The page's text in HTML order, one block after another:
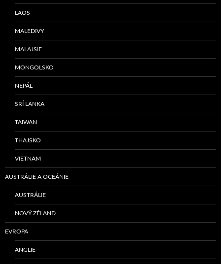
LAOS
MALEDIVY
MALAJSIE
MONGOLSKO
NEPÁL
SRÍ LANKA
TAIWAN
THAJSKO
VIETNAM
AUSTRÁLIE A OCEÁNIE
AUSTRÁLIE
NOVÝ ZÉLAND
EVROPA
ANGLIE